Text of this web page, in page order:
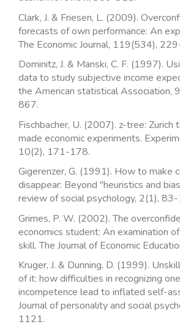
Clark, J. & Friesen, L. (2009).
forecasts of own performance: An
The Economic Journal, 119(534),
Dominitz, J. & Manski, C. F. (1997).
data to study subjective income
the American statistical Association,
867.
Fischbacher, U. (2007). z-tree:
made economic experiments.
10(2), 171-178.
Gigerenzer, G. (1991). How to make
disappear: Beyond "heuristics and
review of social psychology, 2(1),
Grimes, P. W. (2002). The
economics student: An examination
skill. The Journal of Economic
Kruger, J. & Dunning, D. (1999).
of it: how difficulties in recognizing
incompetence lead to inflated self-
Journal of personality and social
1121.